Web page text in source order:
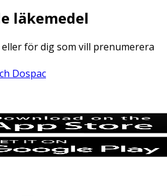
läkemedel
för dig som vill prenumerera
Dospac